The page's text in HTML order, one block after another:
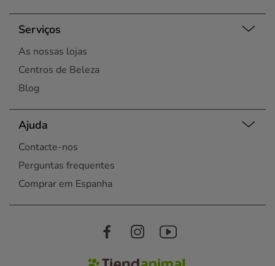
Serviços
As nossas lojas
Centros de Beleza
Blog
Ajuda
Contacte-nos
Perguntas frequentes
Comprar em Espanha